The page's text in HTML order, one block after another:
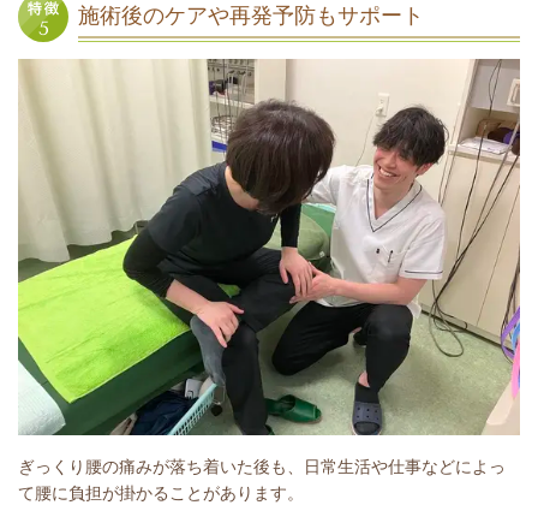
施術後のケアや再発予防もサポート
ぎっくり腰の痛みが落ち着いた後も、日常生活や仕事などによっ
て腰に負担が掛かることがあります。